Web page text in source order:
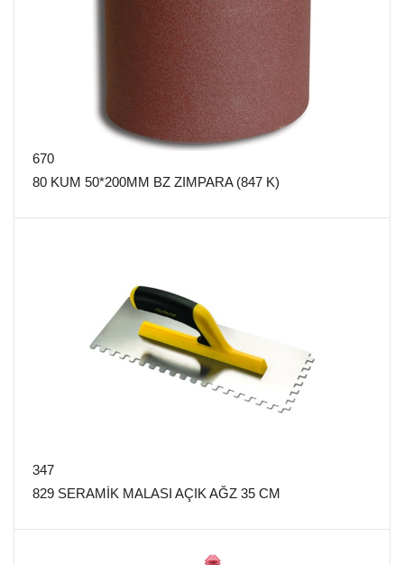
670
80 KUM 50*200MM BZ ZIMPARA (847 K)
347
829 SERAMİK MALASI AÇIK AĞZ 35 CM